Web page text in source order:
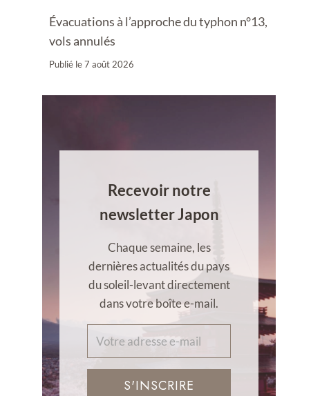
Évacuations à l’approche du typhon n°13,
vols annulés
Publié le7 août 2026
Recevoir notre
newsletter Japon
Chaque semaine, les
dernières actualités du pays
du soleil-levant directement
dans votre boîte e-mail.
S'INSCRIRE